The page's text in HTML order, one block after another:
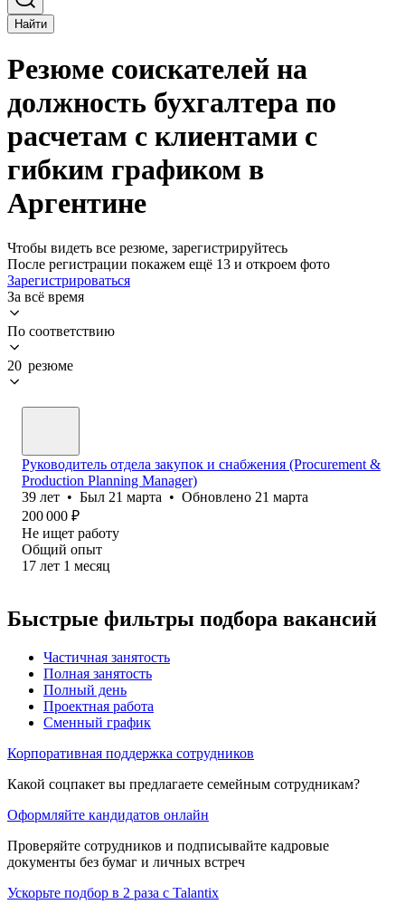
Найти
Резюме соискателей на
должность бухгалтера по
расчетам с клиентами с
гибким графиком в
Аргентине
Чтобы видеть все резюме, зарегистрируйтесь
После регистрации покажем ещё 13 и откроем фото
Зарегистрироваться
За всё время
По соответствию
20 резюме
Руководитель отдела закупок и снабжения (Procurement &
Production Planning Manager)
39 лет • Был 21 марта • Обновлено 21 марта
200 000 ₽
Не ищет работу
Общий опыт
17 лет 1 месяц
Быстрые фильтры подбора вакансий
Частичная занятость
Полная занятость
Полный день
Проектная работа
Сменный график
Корпоративная поддержка сотрудников
Какой соцпакет вы предлагаете семейным сотрудникам?
Оформляйте кандидатов онлайн
Проверяйте сотрудников и подписывайте кадровые
документы без бумаг и личных встреч
Ускорьте подбор в 2 раза с Talantix